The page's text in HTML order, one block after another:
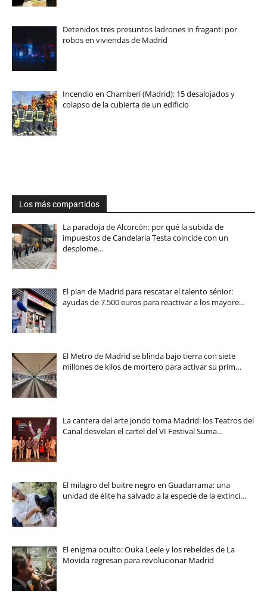
Detenidos tres presuntos ladrones in fraganti por
robos en viviendas de Madrid
Incendio en Chamberí (Madrid): 15 desalojados y
colapso de la cubierta de un edificio
Los más compartidos
La paradoja de Alcorcón: por qué la subida de
impuestos de Candelaria Testa coincide con un
desplome…
El plan de Madrid para rescatar el talento sénior:
ayudas de 7.500 euros para reactivar a los mayore…
El Metro de Madrid se blinda bajo tierra con siete
millones de kilos de mortero para activar su prim…
La cantera del arte jondo toma Madrid: los Teatros del
Canal desvelan el cartel del VI Festival Suma…
El milagro del buitre negro en Guadarrama: una
unidad de élite ha salvado a la especie de la extinci…
El enigma oculto: Ouka Leele y los rebeldes de La
Movida regresan para revolucionar Madrid